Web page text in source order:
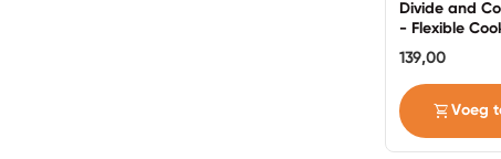
Divide and
- Flexible
System - XXL
inch
139,00
shopping_cart Voeg